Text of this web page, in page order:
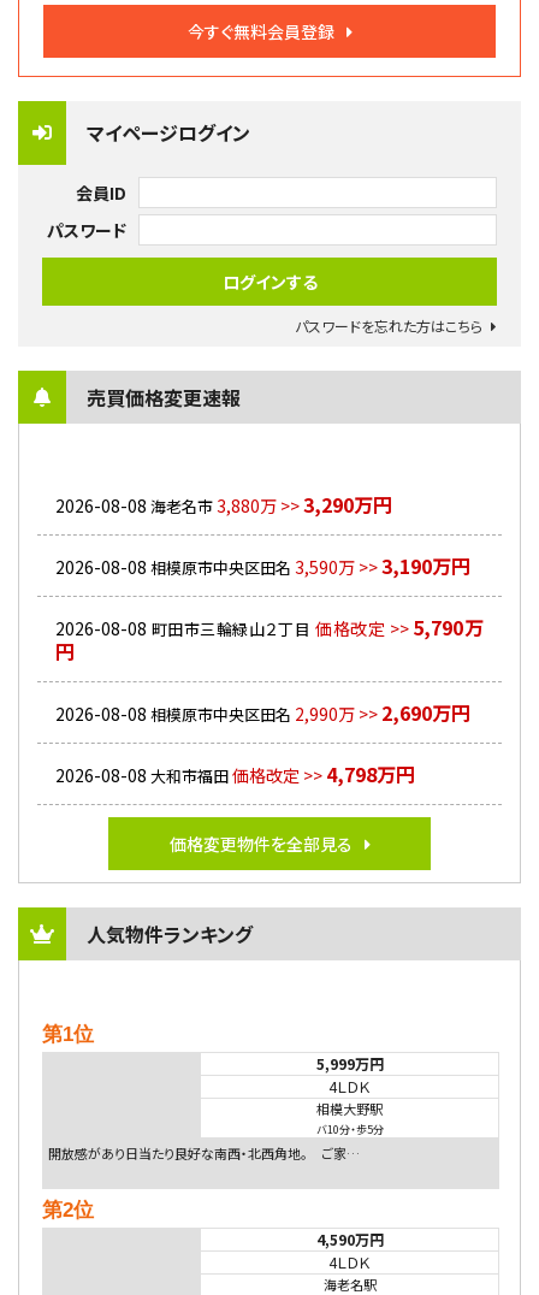
今すぐ無料会員登録
マイページログイン
会員ID
パスワード
パスワードを忘れた方はこちら
売買価格変更速報
2026-08-08 海老名市3,880万 >>3,290万円
2026-08-08 相模原市中央区田名 3,590万 >>3,190万円
2026-08-08 町田市三輪緑山２丁目 価格改定 >> 5,790万
円
2026-08-08 相模原市中央区田名 2,990万 >> 2,690万円
2026-08-08 大和市福田価格改定 >> 4,798万円
価格変更物件を全部見る
人気物件ランキング
第1位
5,999万円
4ＬＤＫ
相模大野駅
バ10分・歩5分
開放感があり日当たり良好な南西・北西角地。 ご家…
第2位
4,590万円
4ＬＤＫ
海老名駅